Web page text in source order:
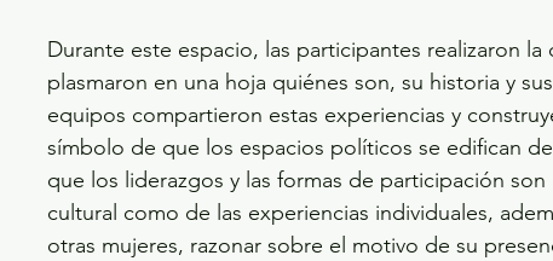
Durante este espacio, las participantes realizaron la
plasmaron en una hoja quiénes son, su historia y
equipos compartieron estas experiencias y
símbolo de que los espacios políticos se edifican
que los liderazgos y las formas de participación
cultural como de las experiencias individuales,
otras mujeres, razonar sobre el motivo de su